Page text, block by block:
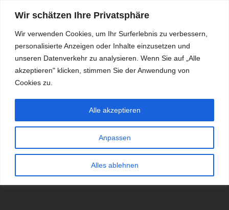
Wir schätzen Ihre Privatsphäre
Wir verwenden Cookies, um Ihr Surferlebnis zu verbessern,
personalisierte Anzeigen oder Inhalte einzusetzen und
unseren Datenverkehr zu analysieren. Wenn Sie auf „Alle
akzeptieren" klicken, stimmen Sie der Anwendung von
Cookies zu.
Anpassen
Alles ablehnen
Alle akzeptieren
RDKS.EXPERT
TESTS, EXPERTEN-TIPPS RUND UM DAS THEMA RDKS UND